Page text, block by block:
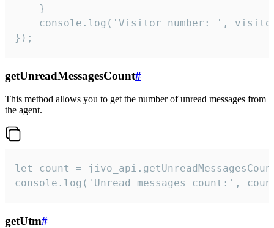
    }
console.log('Visitor number: ',
});
getUnreadMessagesCount#
This method allows you to get the number of unread messages from
the agent.
let count =
console.log('Unread messages count:',
getUtm#